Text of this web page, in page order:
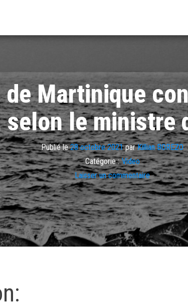
Martinique
le ministre
Publié le28 octobre 2021parKillian BOREZO
Catégorie : Video
Laisser un commentaire